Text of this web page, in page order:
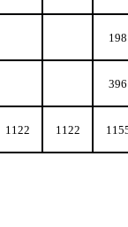
198
396
1122 1122